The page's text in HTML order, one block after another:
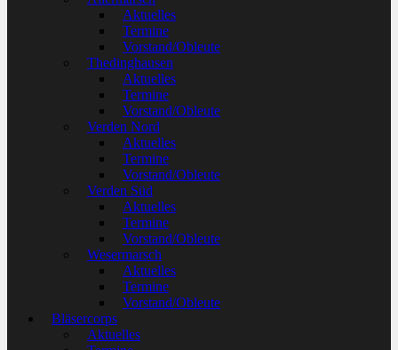
Aktuelles
Termine
Vorstand/Obleute
Thedinghausen
Aktuelles
Termine
Vorstand/Obleute
Verden Nord
Aktuelles
Termine
Vorstand/Obleute
Verden Süd
Aktuelles
Termine
Vorstand/Obleute
Wesermarsch
Aktuelles
Termine
Vorstand/Obleute
Bläsercorps
Aktuelles